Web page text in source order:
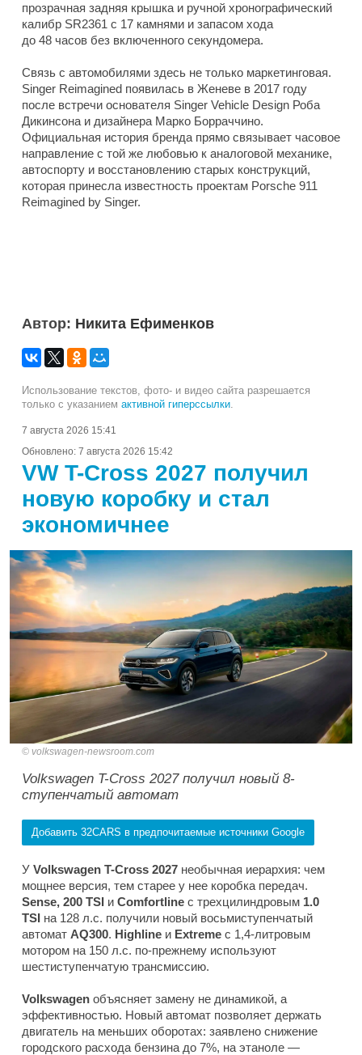
прозрачная задняя крышка и ручной хронографический
калибр SR2361 с 17 камнями и запасом хода
до 48 часов без включенного секундомера.
Связь с автомобилями здесь не только маркетинговая.
Singer Reimagined появилась в Женеве в 2017 году
после встречи основателя Singer Vehicle Design Роба
Дикинсона и дизайнера Марко Борраччино.
Официальная история бренда прямо связывает часовое
направление с той же любовью к аналоговой механике,
автоспорту и восстановлению старых конструкций,
которая принесла известность проектам Porsche 911
Reimagined by Singer.
Автор: Никита Ефименков
Использование текстов, фото- и видео сайта разрешается
только с указанием активной гиперссылки.
7 августа 2026 15:41
Обновлено: 7 августа 2026 15:42
VW T-Cross 2027 получил
новую коробку и стал
экономичнее
volkswagen-newsroom.com
Volkswagen T-Cross 2027 получил новый 8-
ступенчатый автомат
Добавить 32CARS в предпочитаемые источники Google
У Volkswagen T-Cross 2027 необычная иерархия: чем
мощнее версия, тем старее у нее коробка передач.
Sense, 200 TSI и Comfortline с трехцилиндровым 1.0
TSI на 128 л.с. получили новый восьмиступенчатый
автомат AQ300. Highline и Extreme с 1,4-литровым
мотором на 150 л.с. по-прежнему используют
шестиступенчатую трансмиссию.
Volkswagen объясняет замену не динамикой, а
эффективностью. Новый автомат позволяет держать
двигатель на меньших оборотах: заявлено снижение
городского расхода бензина до 7%, на этаноле —